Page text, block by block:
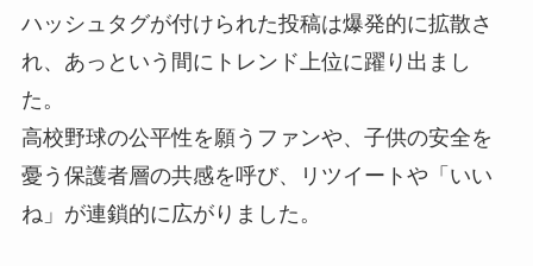
ハッシュタグが付けられた投稿は爆発的に拡散さ
れ、あっという間にトレンド上位に躍り出まし
た。
高校野球の公平性を願うファンや、子供の安全を
憂う保護者層の共感を呼び、リツイートや「いい
ね」が連鎖的に広がりました。